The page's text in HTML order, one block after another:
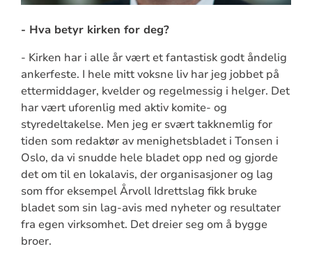
- Hva betyr kirken for deg?
- Kirken har i alle år vært et fantastisk godt åndelig
ankerfeste. I hele mitt voksne liv har jeg jobbet på
ettermiddager, kvelder og regelmessig i helger. Det
har vært uforenlig med aktiv komite- og
styredeltakelse. Men jeg er svært takknemlig for
tiden som redaktør av menighetsbladet i Tonsen i
Oslo, da vi snudde hele bladet opp ned og gjorde
det om til en lokalavis, der organisasjoner og lag
som ffor eksempel Årvoll Idrettslag fikk bruke
bladet som sin lag-avis med nyheter og resultater
fra egen virksomhet. Det dreier seg om å bygge
broer.